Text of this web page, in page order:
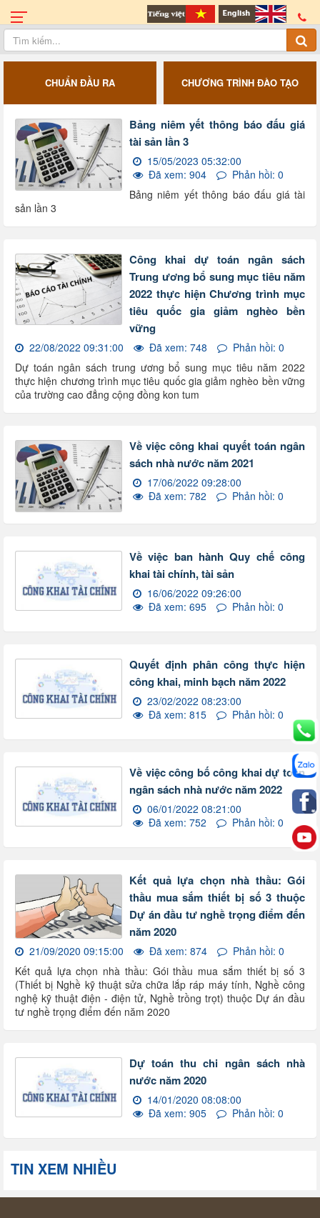
CHUẨN ĐẦU RA CHƯƠNG TRÌNH ĐÀO TẠO
Bảng niêm yết thông báo đấu giá
tài sản lần 3
15/05/2023 05:32:00
Đã xem: 904
Phản hồi: 0
Bảng niêm yết thông báo đấu giá tài
sản lần 3
Công khai dự toán ngân sách
Trung ương bổ sung mục tiêu năm
2022 thực hiện Chương trình mục
tiêu quốc gia giảm nghèo bền
vững
22/08/2022 09:31:00 Đã xem: 748
Phản hồi: 0
Dự toán ngân sách trung ương bổ sung mục tiêu năm 2022
thực hiện chương trình mục tiêu quốc gia giảm nghèo bền vững
của trường cao đẳng cộng đồng kon tum
Về việc công khai quyết toán ngân
sách nhà nước năm 2021
17/06/2022 09:28:00
Đã xem: 782
Phản hồi: 0
Về việc ban hành Quy chế công
khai tài chính, tài sản
16/06/2022 09:26:00
Đã xem: 695
Phản hồi: 0
Quyết định phân công thực hiện
công khai, minh bạch năm 2022
23/02/2022 08:23:00
Đã xem: 815
Phản hồi: 0
Về việc công bố công khai dự toán
ngân sách nhà nước năm 2022
06/01/2022 08:21:00
Đã xem: 752
Phản hồi: 0
Kết quả lựa chọn nhà thầu: Gói
thầu mua sắm thiết bị số 3 thuộc
Dự án đầu tư nghề trọng điểm đến
năm 2020
21/09/2020 09:15:00 Đã xem: 874
Phản hồi: 0
Kết quả lựa chọn nhà thầu: Gói thầu mua sắm thiết bị số 3
(Thiết bị Nghề kỹ thuật sửa chữa lắp ráp máy tính, Nghề công
nghệ kỹ thuật điện - điện tử, Nghề trồng trọt) thuộc Dự án đầu
tư nghề trọng điểm đến năm 2020
Dự toán thu chi ngân sách nhà
nước năm 2020
14/01/2020 08:08:00
Đã xem: 905
Phản hồi: 0
TIN XEM NHIỀU